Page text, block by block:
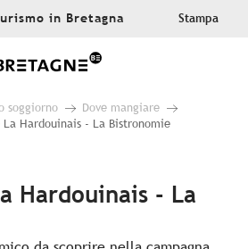
in Bretagna Stampa
soggiorno
Dove mangiare
La Hardouinais - La Bistronomie
Hardouinais - La